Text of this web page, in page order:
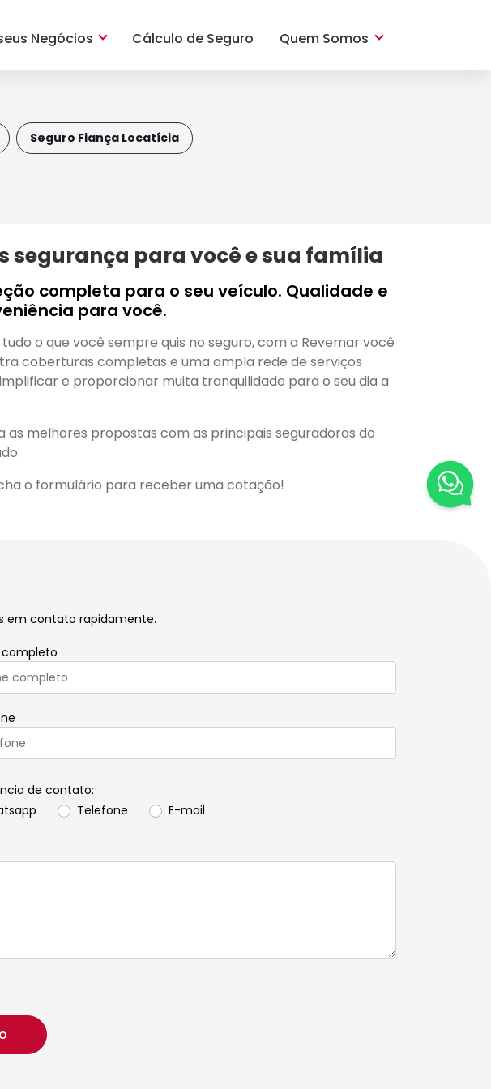
Negócios Cálculo de Seguro Quem Somos
Seguro Fiança Locatícia
segurança para você e sua família
completa para o seu veículo. Qualidade e
para você.
o que você sempre quis no seguro, com a Revemar você
coberturas completas e uma ampla rede de serviços
e proporcionar muita tranquilidade para o seu dia a
as melhores propostas com as principais seguradoras do
o formulário para receber uma cotação!
em contato rapidamente.
de contato:
Telefone E-mail